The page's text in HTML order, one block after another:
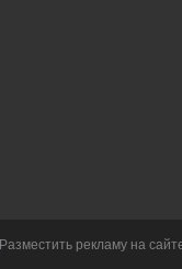
Разместить рекламу на